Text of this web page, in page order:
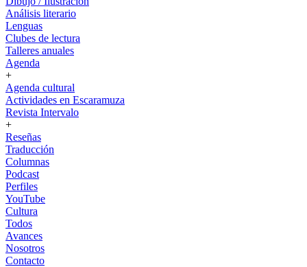
Análisis literario
Lenguas
Clubes de lectura
Talleres anuales
Agenda
+
Agenda cultural
Actividades en Escaramuza
Revista Intervalo
+
Reseñas
Traducción
Columnas
Podcast
Perfiles
YouTube
Cultura
Todos
Avances
Nosotros
Contacto